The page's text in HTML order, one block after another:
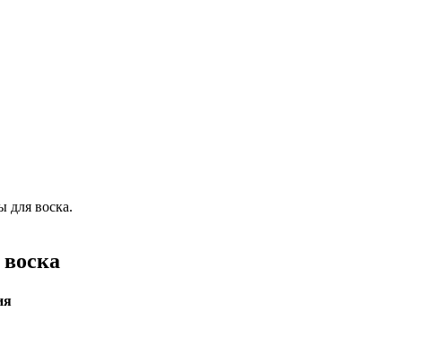
для воска.